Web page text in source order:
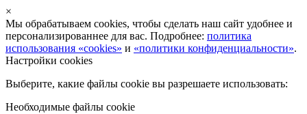
×
Мы обрабатываем cookies, чтобы сделать наш сайт удобнее и
персонализированнее для вас. Подробнее: политика
использования «cookies» и «политики конфиденциальности».
Настройки cookies
Выберите, какие файлы cookie вы разрешаете использовать:
Необходимые файлы cookie